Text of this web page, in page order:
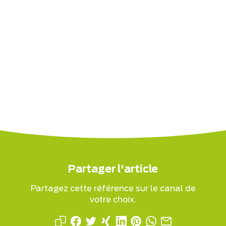
Partager l'article
Partagez cette référence sur le canal de
votre choix.